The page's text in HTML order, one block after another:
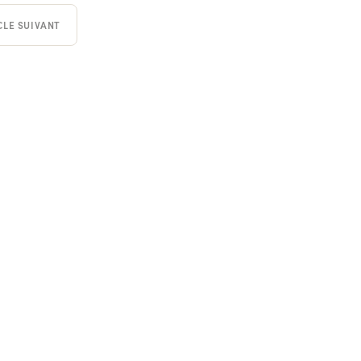
SUIVANT